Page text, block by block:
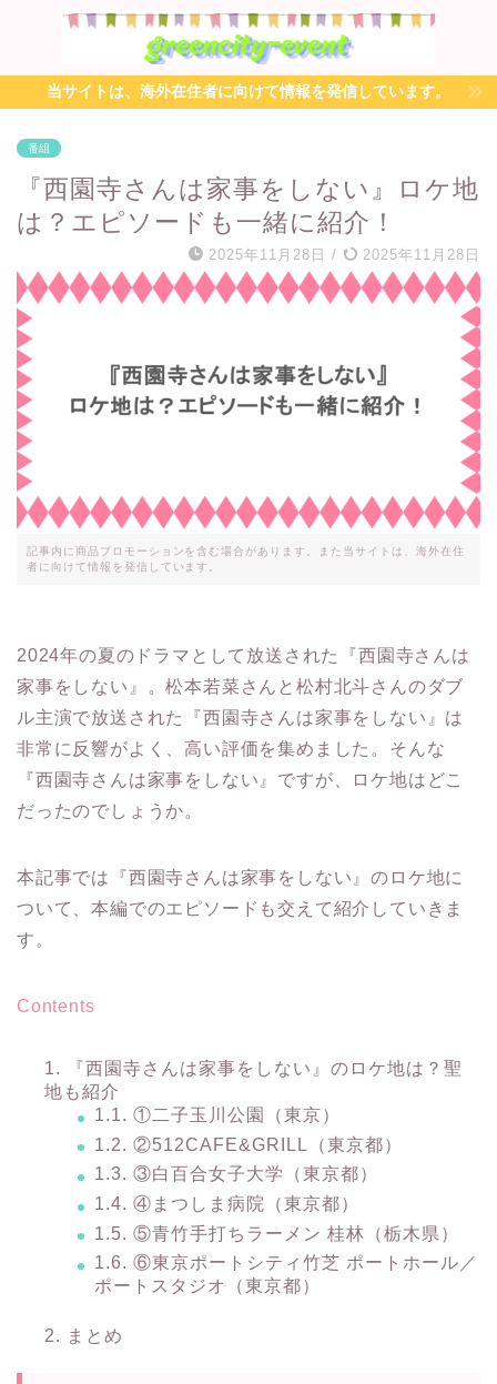
当サイトは、海外在住者に向けて情報を発信しています。
番組
『西園寺さんは家事をしない』ロケ地
は？エピソードも一緒に紹介！
2025年11月28日 / 2025年11月28日
記事内に商品プロモーションを含む場合があります。また当サイトは、海外在住
者に向けて情報を発信しています。
2024年の夏のドラマとして放送された『西園寺さんは
家事をしない』。松本若菜さんと松村北斗さんのダブ
ル主演で放送された『西園寺さんは家事をしない』は
非常に反響がよく、高い評価を集めました。そんな
『西園寺さんは家事をしない』ですが、ロケ地はどこ
だったのでしょうか。
本記事では『西園寺さんは家事をしない』のロケ地に
ついて、本編でのエピソードも交えて紹介していきま
す。
Contents
1.
『西園寺さんは家事をしない』のロケ地は？聖
地も紹介
1.1. ①二子玉川公園（東京）
1.2. ②512CAFE&GRILL（東京都）
1.3. ③白百合女子大学（東京都）
1.4. ④まつしま病院（東京都）
1.5. ⑤青竹手打ちラーメン 桂林（栃木県）
1.6. ⑥東京ポートシティ竹芝 ポートホール／
ポートスタジオ（東京都）
2. まとめ